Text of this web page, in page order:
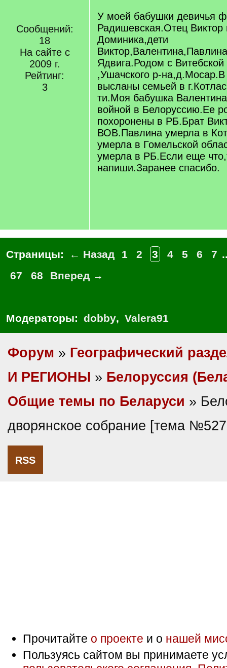
Сообщений:
18
На сайте с
2009 г.
Рейтинг:
3
У моей бабушки девичья
Радишевская.Отец Виктор
Доминика,дети
Ядвига.Родом с Витебской
,Ушачского р-на,д.Мосар.В
высланы семьей в
ти.Моя бабушка
войной в Белоруссию.Ее
похоронены в РБ.Брат
ВОВ.Павлина умерла в
умерла в Гомельской
умерла в РБ.Если еще
напиши.Заранее спасибо.
Страницы: ← Назад 1 2 3 4 5 6 7
67
68 Вперед →
Модераторы: dobby, Valera91
Форум » Географический
И РЕГИОНЫ » Белоруссия
Общие темы по Беларуси »
дворянское собрание [тема
RSS
Прочитайте о проекте и о нашей
Пользуясь сайтом вы принимаете